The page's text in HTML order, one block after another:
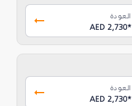
العودة
AED 2,730*
العودة
AED 2,730*